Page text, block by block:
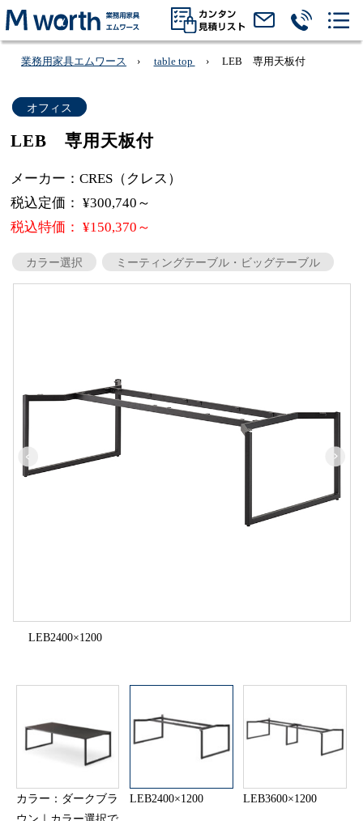
業務用家具エムワース table top LEB 専用天板付
オフィス
LEB 専用天板付
メーカー：CRES（クレス）
税込定価： ¥300,740～
税込特価： ¥150,370～
カラー選択 ミーティングテーブル・ビッグテーブル
LEB2400×1200
カラー：ダークブラ
LEB2400×1200 LEB3600×1200